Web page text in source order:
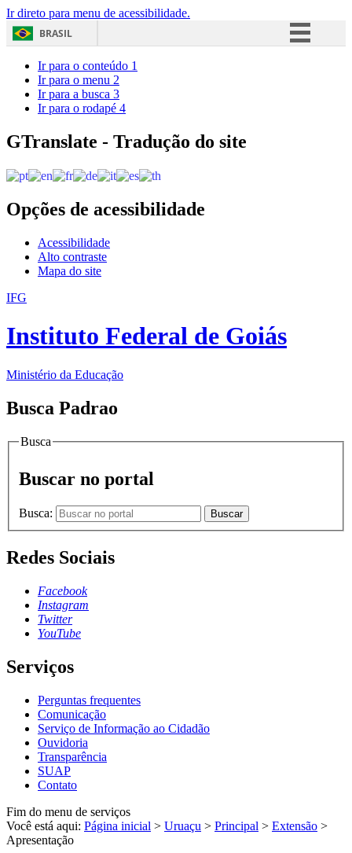
Ir direto para menu de acessibilidade.
BRASIL
Acesso à informação
Ir para o conteúdo 1
Ir para o menu 2
Ir para a busca 3
Ir para o rodapé 4
GTranslate - Tradução do site
Opções de acessibilidade
Acessibilidade
Alto contraste
Mapa do site
IFG
Instituto Federal de Goiás
Ministério da Educação
Busca Padrao
Busca
Buscar no portal
Busca: Buscar
Redes Sociais
Facebook
Instagram
Twitter
YouTube
Serviços
Perguntas frequentes
Comunicação
Serviço de Informação ao Cidadão
Ouvidoria
Transparência
SUAP
Contato
Fim do menu de serviços
Você está aqui: Página inicial > Uruaçu > Principal > Extensão >
Apresentação